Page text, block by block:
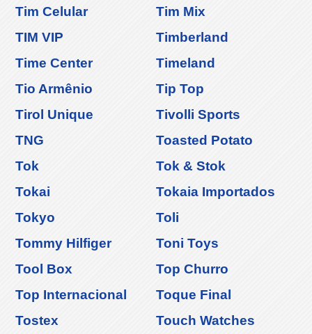
Tim Celular
Tim Mix
TIM VIP
Timberland
Time Center
Timeland
Tio Armênio
Tip Top
Tirol Unique
Tivolli Sports
TNG
Toasted Potato
Tok
Tok & Stok
Tokai
Tokaia Importados
Tokyo
Toli
Tommy Hilfiger
Toni Toys
Tool Box
Top Churro
Top Internacional
Toque Final
Tostex
Touch Watches